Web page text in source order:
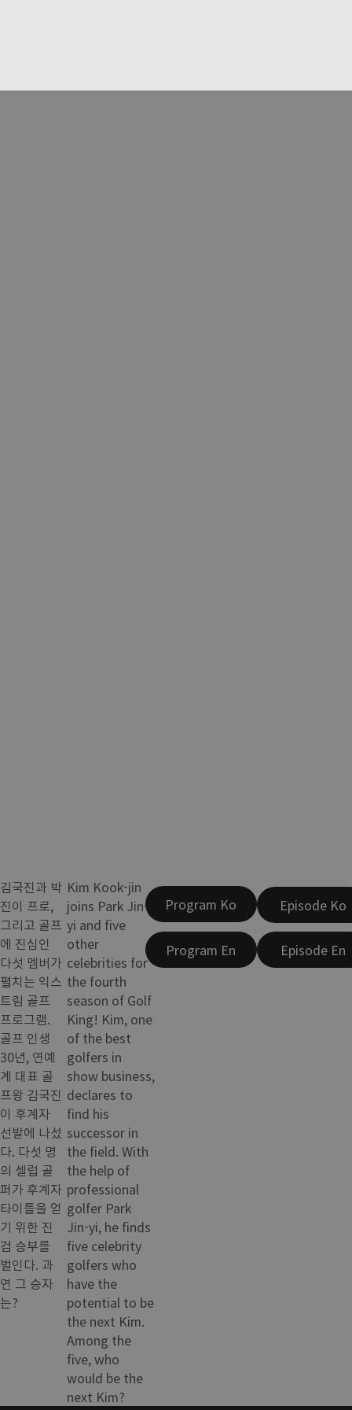
김국진과 박
진이 프로,
그리고 골프
에 진심인
다섯 멤버가
펼치는 익스
트림 골프
프로그램.
골프 인생
30년, 연예
계 대표 골
프왕 김국진
이 후계자
선발에 나섰
다. 다섯 명
의 셀럽 골
퍼가 후계자
타이틀을 얻
기 위한 진
검 승부를
벌인다. 과
연 그 승자
는?
Kim Kook-jin
joins Park Jin-
yi and five
other
celebrities for
the fourth
season of Golf
King! Kim, one
of the best
golfers in
show business,
declares to
find his
successor in
the field. With
the help of
professional
golfer Park
Jin-yi, he finds
five celebrity
golfers who
have the
potential to be
the next Kim.
Among the
five, who
would be the
next Kim?
Program Ko
Program En
Episode Ko
Episode En